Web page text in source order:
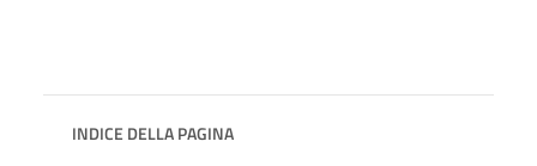
INDICE DELLA PAGINA